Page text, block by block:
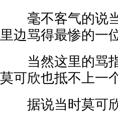
毫不客气的说当
里边骂得最惨的一
当然这里的骂指
莫可欣也抵不上一
据说当时莫可欣